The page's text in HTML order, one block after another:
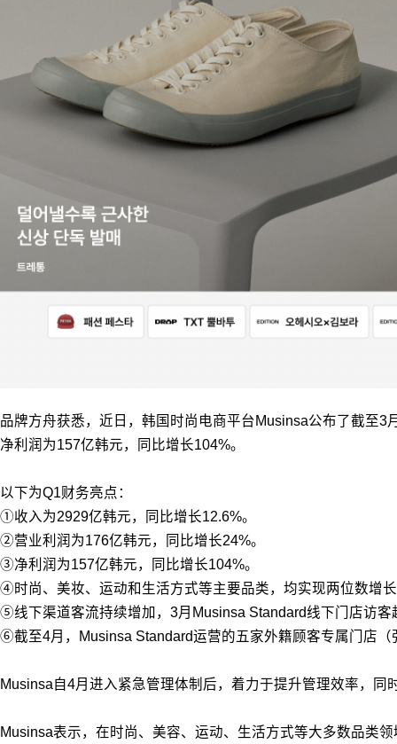
品牌方舟获悉，近日，韩国时尚电商平台Musinsa公布了截至
净利润为157亿韩元，同比增长104%。
以下为Q1财务亮点：
①收入为2929亿韩元，同比增长12.6%。
②营业利润为176亿韩元，同比增长24%。
③净利润为157亿韩元，同比增长104%。
④时尚、美妆、运动和生活方式等主要品类，均实现两位数增
⑤线下渠道客流持续增加，3月Musinsa Standard线下门店访
⑥截至4月，Musinsa Standard运营的五家外籍顾客专属门店
Musinsa自4月进入紧急管理体制后，着力于提升管理效率，
Musinsa表示，在时尚、美容、运动、生活方式等大多数品类